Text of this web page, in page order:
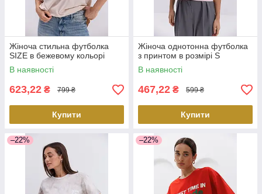
Жіноча стильна футболка
SIZE в бежевому кольорі
В наявності
623,22 ₴ 799 ₴
Купити
Жіноча однотонна футболка
з принтом в розмірі S
В наявності
467,22 ₴ 599 ₴
Купити
–22% –22%